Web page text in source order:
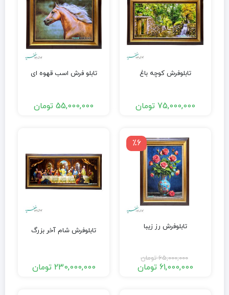
تابلوفرش کوچه باغ
75,000,000 تومان
تابلو فرش اسب قهوه ای
55,000,000 تومان
٪6
تابلوفرش رز زیبا
65,000,000 تومان
61,000,000 تومان
تابلوفرش شام آخر بزرگ
230,000,000 تومان